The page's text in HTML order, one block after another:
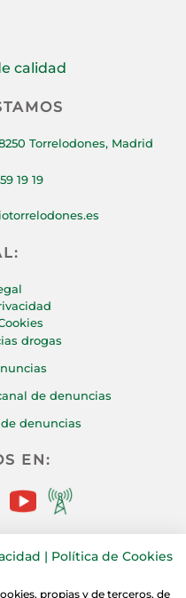
calidad
Torrelodones, Madrid
19 19
drogas
de denuncias
denuncias
EN:
| Política de Cookies
propias y de terceros, de